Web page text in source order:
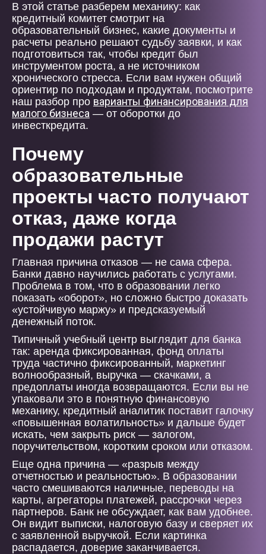
В этой статье разберем механику: как
кредитный комитет смотрит на
образовательный бизнес, какие документы и
расчеты реально решают судьбу заявки, и как
подготовиться так, чтобы кредит был
инструментом роста, а не источником
хронического стресса. Если вам нужен общий
ориентир по подходам и продуктам, посмотрите
наш разбор про варианты финансирования для
малого бизнеса — от оборотки до
инвесткредита.
Почему
образовательные
проекты часто получают
отказ, даже когда
продажи растут
Главная причина отказов — не сама сфера.
Банки давно научились работать с услугами.
Проблема в том, что в образовании легко
показать «оборот», но сложно быстро доказать
«устойчивую маржу» и предсказуемый
денежный поток.
Типичный учебный центр выглядит для банка
так: аренда фиксированная, фонд оплаты
труда частично фиксированный, маркетинг
волнообразный, выручка — скачками, а
предоплаты иногда возвращаются. Если вы не
упаковали это в понятную финансовую
механику, кредитный аналитик поставит галочку
«повышенная волатильность» и дальше будет
искать, чем закрыть риск — залогом,
поручительством, коротким сроком или отказом.
Еще одна причина — «разрыв между
отчетностью и реальностью». В образовании
часто смешиваются наличные, переводы на
карты, агрегаторы платежей, рассрочки через
партнеров. Банк не обсуждает, как вам удобнее.
Он видит выписки, налоговую базу и сверяет их
с заявленной выручкой. Если картинка
распадается, доверие заканчивается.